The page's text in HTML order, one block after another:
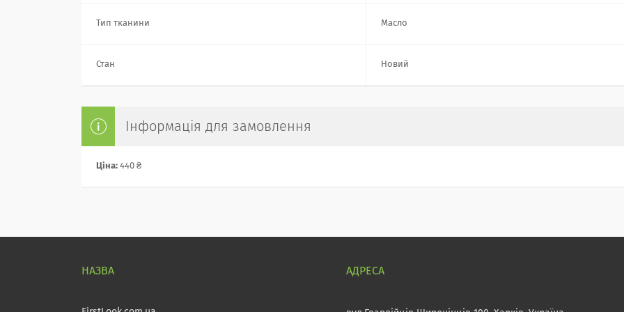
Тип тканини Масло
Стан Новий
Інформація для замовлення
Ціна: 440 ₴